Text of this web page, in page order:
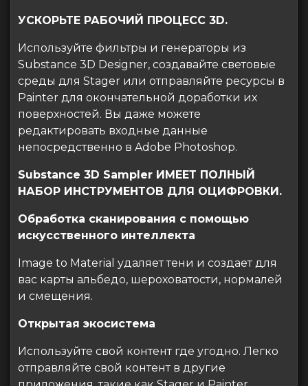
УСКОРЬТЕ РАБОЧИЙ ПРОЦЕСС 3D.
Используйте фильтры и генераторы из
Substance 3D Designer, создавайте световые
среды для Stager или отправляйте ресурсы в
Painter для окончательной доработки их
поверхностей. Вы даже можете
редактировать входные данные
непосредственно в Adobe Photoshop.
Substance 3D Sampler ИМЕЕТ ПОЛНЫЙ
НАБОР ИНСТРУМЕНТОВ ДЛЯ ОЦИФРОВКИ.
Обработка сканирования с помощью
искусственного интеллекта
Image to Material удаляет тени и создает для
вас карты альбедо, шероховатости, нормалей
и смещения.
Открытая экосистема
Используйте свой контент где угодно. Легко
отправляйте свой контент в другие